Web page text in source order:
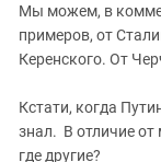
Мы можем, в
примеров, от
Керенского. От
Кстати, когда
знал. В отличие от
где другие?